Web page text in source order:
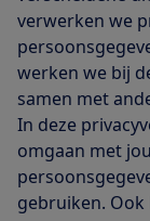
verwerken we
werken we bij
samen met
In deze
omgaan met
gebruiken.